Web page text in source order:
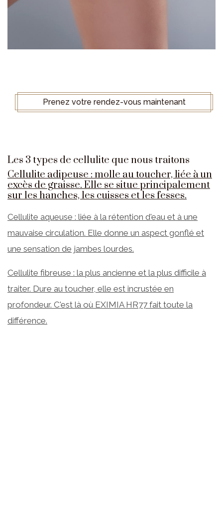
Prenez votre rendez-vous maintenant
Les 3 types de cellulite que nous traitons
Cellulite adipeuse : molle au toucher, liée à un
excès de graisse. Elle se situe principalement
sur les hanches, les cuisses et les fesses.
Cellulite aqueuse : liée à la rétention d'eau et à une
mauvaise circulation. Elle donne un aspect gonflé et
une sensation de jambes lourdes.
Cellulite fibreuse : la plus ancienne et la plus difficile à
traiter. Dure au toucher, elle est incrustée en
profondeur. C'est là où EXIMIA HR77 fait toute la
différence.